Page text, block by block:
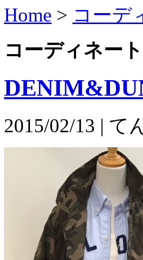
Home > コーデ
コーディネー
2015/02/13 | て